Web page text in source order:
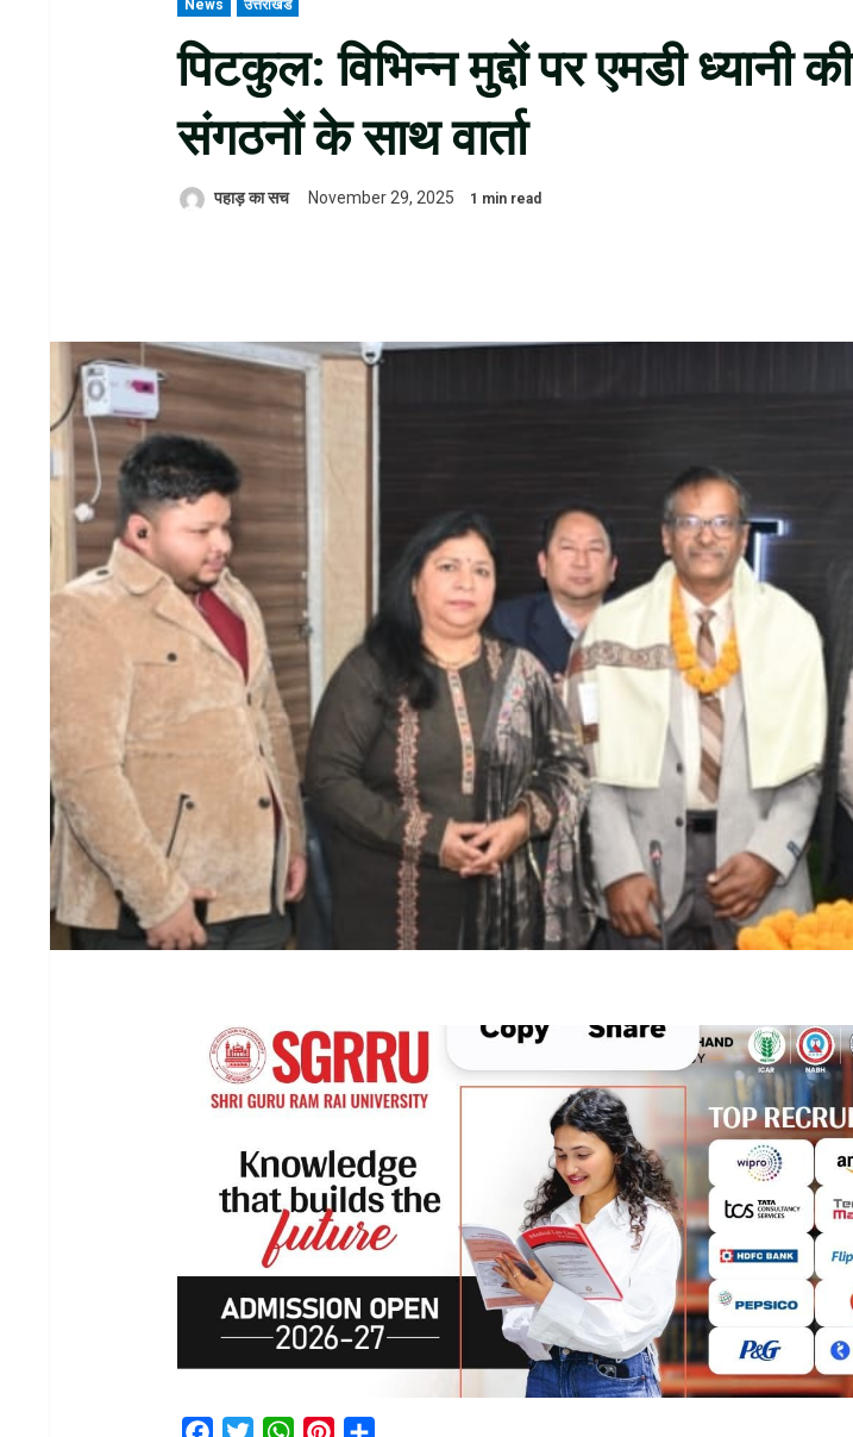
News उत्तराखंड
पिटकुल: विभिन्न मुद्दों पर एमडी ध्यानी की
संगठनों के साथ वार्ता
पहाड़ का सच November 29, 2025 1 min read
Facebook
TwitterWhatsAppPinterest